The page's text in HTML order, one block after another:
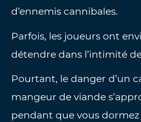
d’ennemis cannibales.
Parfois, les joueurs ont
détendre dans l’intimité
Pourtant, le danger d’un
mangeur de viande
pendant que vous